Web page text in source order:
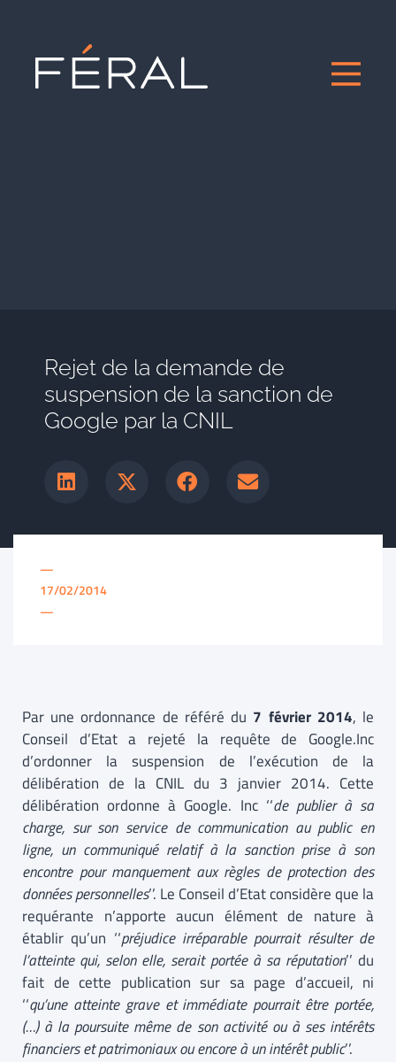
Rejet de la demande de
suspension de la sanction de
Google par la CNIL
—
17/02/2014
—
Par une ordonnance de référé du 7 février 2014, le
Conseil d’Etat a rejeté la requête de Google.Inc
d’ordonner la suspension de l’exécution de la
délibération de la CNIL du 3 janvier 2014. Cette
délibération ordonne à Google. Inc ‘‘de publier à sa
charge, sur son service de communication au public en
ligne, un communiqué relatif à la sanction prise à son
encontre pour manquement aux règles de protection des
données personnelles’’. Le Conseil d’Etat considère que la
requérante n’apporte aucun élément de nature à
établir qu’un ‘‘préjudice irréparable pourrait résulter de
l’atteinte qui, selon elle, serait portée à sa réputation’’ du
fait de cette publication sur sa page d’accueil, ni
‘‘qu’une atteinte grave et immédiate pourrait être portée,
(…) à la poursuite même de son activité ou à ses intérêts
financiers et patrimoniaux ou encore à un intérêt public’’.